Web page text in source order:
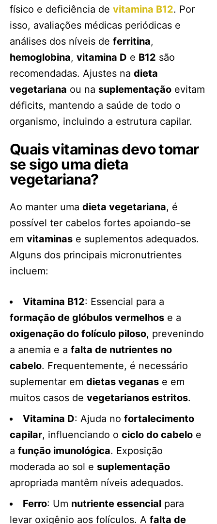
físico e deficiência de vitamina B12. Por
isso, avaliações médicas periódicas e
análises dos níveis de ferritina,
hemoglobina, vitamina D e B12 são
recomendadas. Ajustes na dieta
vegetariana ou na suplementação evitam
déficits, mantendo a saúde de todo o
organismo, incluindo a estrutura capilar.
Quais vitaminas devo tomar
se sigo uma dieta
vegetariana?
Ao manter uma dieta vegetariana, é
possível ter cabelos fortes apoiando-se
em vitaminas e suplementos adequados.
Alguns dos principais micronutrientes
incluem:
Vitamina B12: Essencial para a
formação de glóbulos vermelhos e a
oxigenação do folículo piloso, prevenindo
a anemia e a falta de nutrientes no
cabelo. Frequentemente, é necessário
suplementar em dietas veganas e em
muitos casos de vegetarianos estritos.
Vitamina D: Ajuda no fortalecimento
capilar, influenciando o ciclo do cabelo e
a função imunológica. Exposição
moderada ao sol e suplementação
apropriada mantêm níveis adequados.
Ferro: Um nutriente essencial para
levar oxigênio aos folículos. A falta de